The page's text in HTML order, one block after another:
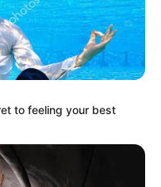
DE BOSA
en Bosa: el 6 de
se cumple el
en El Remanso I
to feeling your best